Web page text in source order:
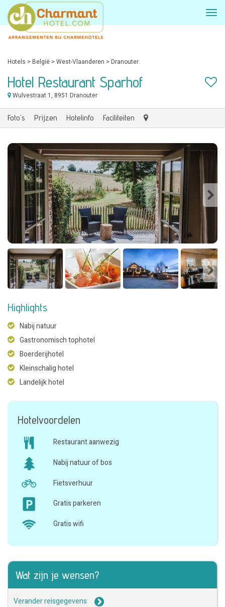
Hotels > België > West-Vlaanderen > Dranouter
Hotel Restaurant Sparhof
Wulvestraat 1, 8951 Dranouter
Foto's Prijzen Hotelinfo Faciliteiten
Highlights
Nabij natuur
Gastronomisch tophotel
Boerderijhotel
Kleinschalig hotel
Landelijk hotel
Hotelvoordelen
Restaurant aanwezig
Nabij natuur of bos
Fietsverhuur
Gratis parkeren
Gratis wifi
Wat zijn je wensen?
Verander reisgegevens